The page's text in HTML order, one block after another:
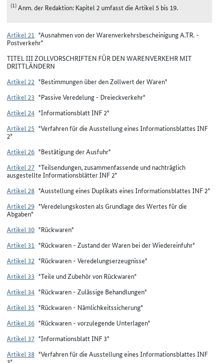
(1)Anm. der Redaktion: Kapitel 2 umfasst die Artikel 5 bis 19.
Artikel 21 "Ausnahmen von der Warenverkehrsbescheinigung A.TR. -
Postverkehr"
TITEL III ZOLLVORSCHRIFTEN FÜR DEN WARENVERKEHR MIT
DRITTLÄNDERN
Artikel 22 "Bestimmungen über den Zollwert der Waren"
Artikel 23 "Passive Veredelung - Dreieckverkehr"
Artikel 24 "Informationsblatt INF 2"
Artikel 25 "Verfahren für die Ausstellung eines Informationsblattes INF
2"
Artikel 26 "Bestätigung der Ausfuhr"
Artikel 27 "Teilsendungen, zusammenfassende und nachträglich
ausgestellte Informationsblätter INF 2"
Artikel 28 "Ausstellung eines Duplikats eines Informationsblattes INF 2"
Artikel 29 "Veredelungskosten als Grundlage des Wertes für die
Abgaben"
Artikel 30 "Rückwaren"
Artikel 31 "Rückwaren - Zustand der Waren bei der Wiedereinfuhr"
Artikel 32 "Rückwaren - Veredelungserzeugnisse"
Artikel 33 "Teile und Zubehör von Rückwaren"
Artikel 34 "Rückwaren - Zulässige Behandlungen"
Artikel 35 "Rückwaren - Nämlichkeitssicherung"
Artikel 36 "Rückwaren - vorzulegende Unterlagen"
Artikel 37 "Informationsblatt INF 3"
Artikel 38 "Verfahren für die Ausstellung eines Informationsblattes INF